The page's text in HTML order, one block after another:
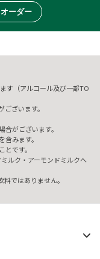
ーダー
す（アルコール及び一部TO
ざいます。
がございます。
みます。
です。
ルク・アーモンドミルクへ
ではありません。